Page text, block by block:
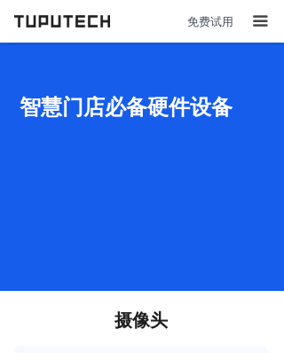
免费试用 끀
智慧门店必备硬件设备
摄像头